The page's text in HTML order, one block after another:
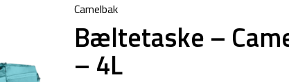
Camelbak
Bæltetaske –
– 4L